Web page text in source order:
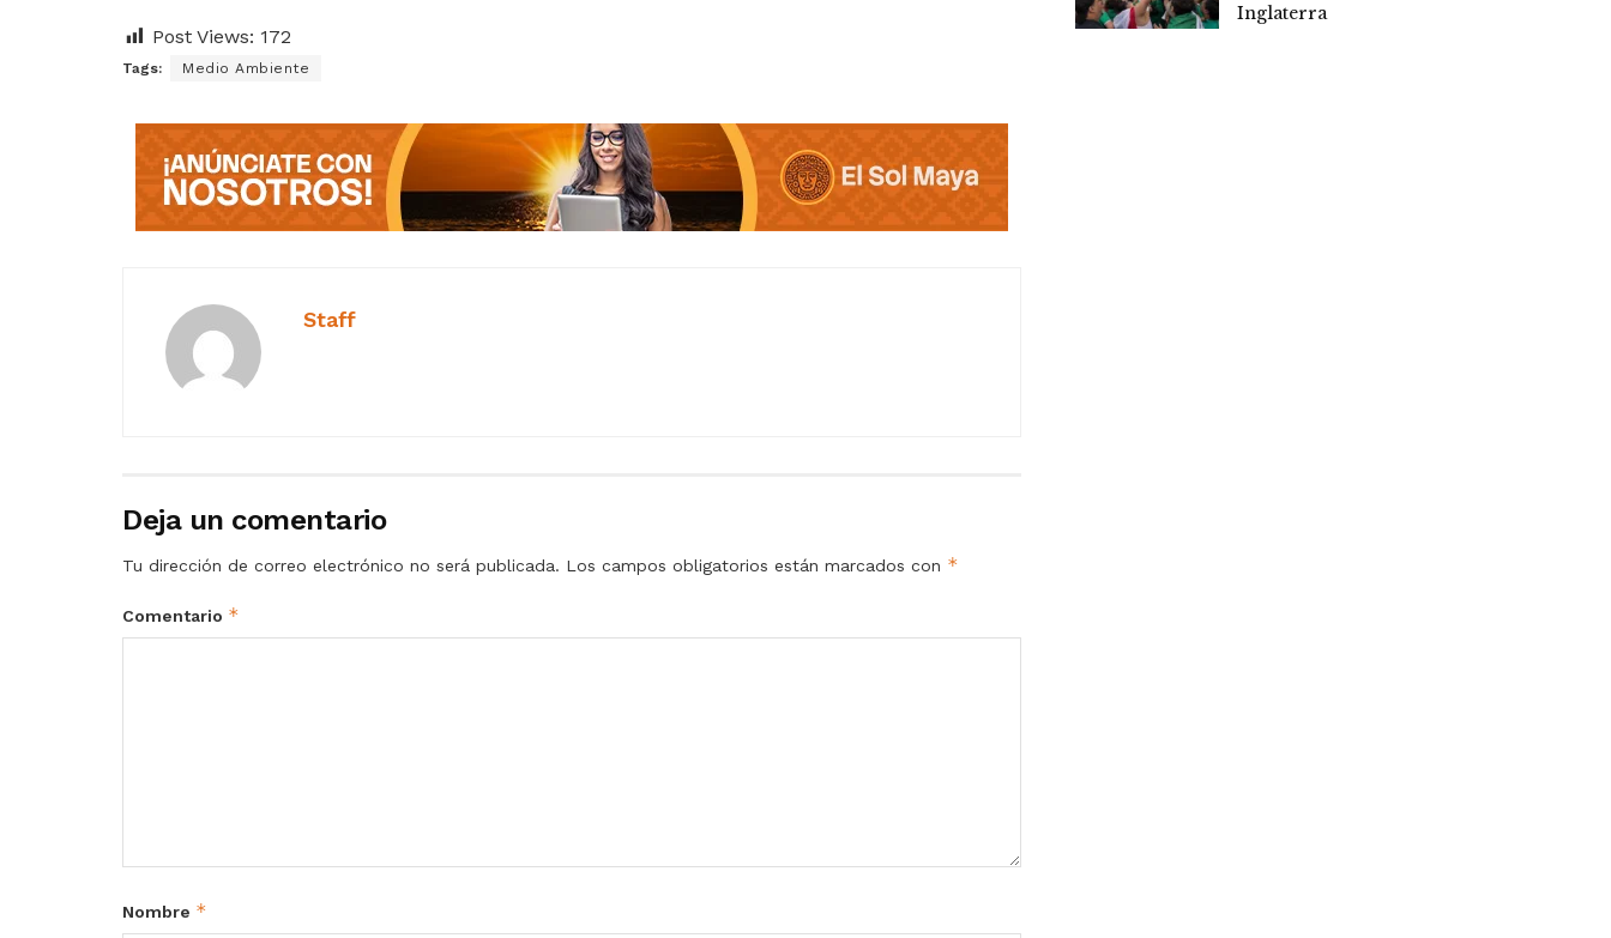
Post Views: 172
Tags: Medio Ambiente
Staff
Deja un comentario
Tu dirección de correo electrónico no será publicada. Los campos obligatorios están marcados con *
Comentario *
Nombre *
Inglaterra